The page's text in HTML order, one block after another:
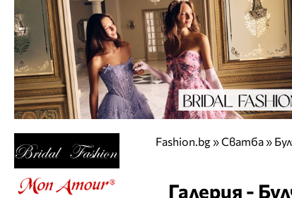
Fashion.bg»Сватба»
Галерия -